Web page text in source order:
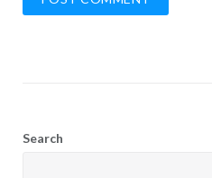
Search